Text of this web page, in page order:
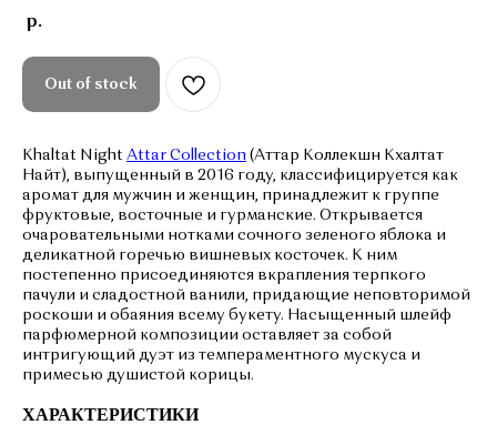
р.
Out of stock
Khaltat Night Attar Collection (Аттар Коллекшн Кхалтат
Найт), выпущенный в 2016 году, классифицируется как
аромат для мужчин и женщин, принадлежит к группе
фруктовые, восточные и гурманские. Открывается
очаровательными нотками сочного зеленого яблока и
деликатной горечью вишневых косточек. К ним
постепенно присоединяются вкрапления терпкого
пачули и сладостной ванили, придающие неповторимой
роскоши и обаяния всему букету. Насыщенный шлейф
парфюмерной композиции оставляет за собой
интригующий дуэт из темпераментного мускуса и
примесью душистой корицы.
ХАРАКТЕРИСТИКИ